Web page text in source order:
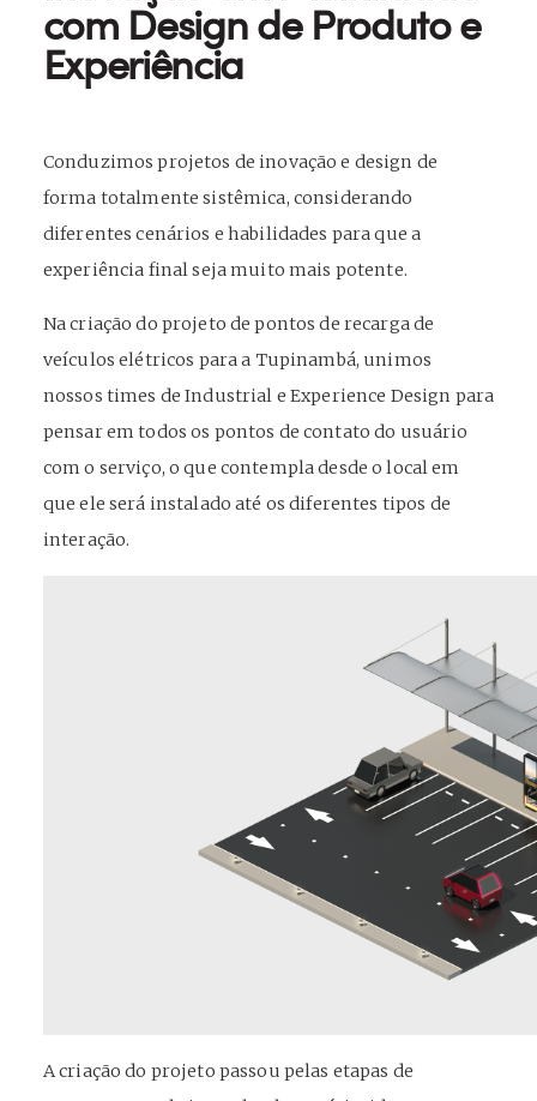
com Design de Produto e
Experiência
Conduzimos projetos de inovação e design de
forma totalmente sistêmica, considerando
diferentes cenários e habilidades para que a
experiência final seja muito mais potente.
Na criação do projeto de pontos de recarga de
veículos elétricos para a Tupinambá, unimos
nossos times de Industrial e Experience Design para
pensar em todos os pontos de contato do usuário
com o serviço, o que contempla desde o local em
que ele será instalado até os diferentes tipos de
interação.
A criação do projeto passou pelas etapas de